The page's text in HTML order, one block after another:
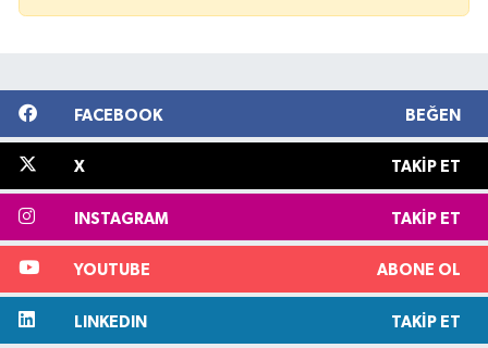
FACEBOOK BEĞEN
X TAKIP ET
INSTAGRAM TAKIP ET
YOUTUBE ABONE OL
LINKEDIN TAKIP ET